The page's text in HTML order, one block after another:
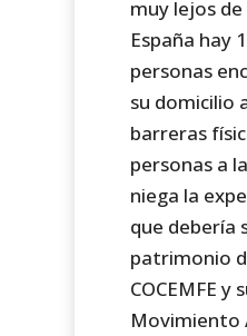
muy lejos de
España hay
personas
su domicilio
barreras
personas a
niega la
que debería
patrimonio
COCEMFE y
Movimiento